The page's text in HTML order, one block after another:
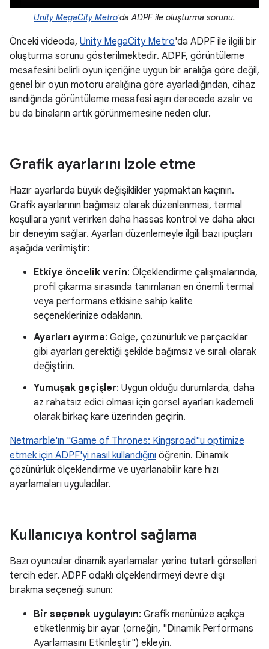
Unity MegaCity Metro'da ADPF ile oluşturma sorunu.
Önceki videoda, Unity MegaCity Metro'da ADPF ile ilgili bir
oluşturma sorunu gösterilmektedir. ADPF, görüntüleme
mesafesini belirli oyun içeriğine uygun bir aralığa göre değil,
genel bir oyun motoru aralığına göre ayarladığından, cihaz
ısındığında görüntüleme mesafesi aşırı derecede azalır ve
bu da binaların artık görünmemesine neden olur.
Grafik ayarlarını izole etme
Hazır ayarlarda büyük değişiklikler yapmaktan kaçının.
Grafik ayarlarının bağımsız olarak düzenlenmesi, termal
koşullara yanıt verirken daha hassas kontrol ve daha akıcı
bir deneyim sağlar. Ayarları düzenlemeyle ilgili bazı ipuçları
aşağıda verilmiştir:
Etkiye öncelik verin: Ölçeklendirme çalışmalarında,
profil çıkarma sırasında tanımlanan en önemli termal
veya performans etkisine sahip kalite
seçeneklerinize odaklanın.
Ayarları ayırma: Gölge, çözünürlük ve parçacıklar
gibi ayarları gerektiği şekilde bağımsız ve sıralı olarak
değiştirin.
Yumuşak geçişler: Uygun olduğu durumlarda, daha
az rahatsız edici olması için görsel ayarları kademeli
olarak birkaç kare üzerinden geçirin.
Netmarble'ın "Game of Thrones: Kingsroad"u optimize
etmek için ADPF'yi nasıl kullandığını öğrenin. Dinamik
çözünürlük ölçeklendirme ve uyarlanabilir kare hızı
ayarlamaları uyguladılar.
Kullanıcıya kontrol sağlama
Bazı oyuncular dinamik ayarlamalar yerine tutarlı görselleri
tercih eder. ADPF odaklı ölçeklendirmeyi devre dışı
bırakma seçeneği sunun:
Bir seçenek uygulayın: Grafik menünüze açıkça
etiketlenmiş bir ayar (örneğin, "Dinamik Performans
Ayarlamasını Etkinleştir") ekleyin.